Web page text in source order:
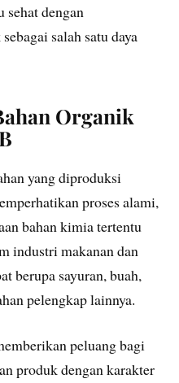
sehat dengan
salah satu daya
Organik
yang diproduksi
proses alami,
bahan kimia tertentu
industri makanan dan
berupa sayuran, buah,
pelengkap lainnya.
peluang bagi
produk dengan karakter